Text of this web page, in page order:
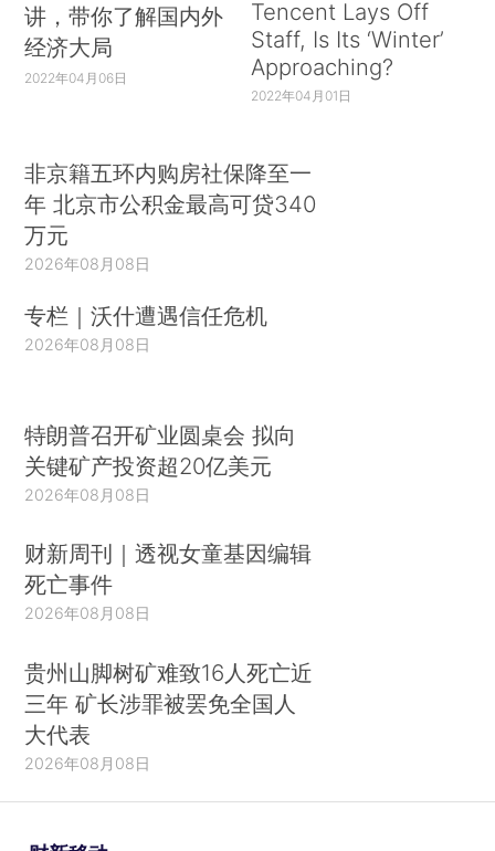
讲，带你了解国内外
经济大局
2022年04月06日
Tencent Lays Off
Staff, Is Its ‘Winter’
Approaching?
2022年04月01日
非京籍五环内购房社保降至一
年 北京市公积金最高可贷340
万元
2026年08月08日
专栏｜沃什遭遇信任危机
2026年08月08日
特朗普召开矿业圆桌会 拟向
关键矿产投资超20亿美元
2026年08月08日
财新周刊｜透视女童基因编辑
死亡事件
2026年08月08日
贵州山脚树矿难致16人死亡近
三年 矿长涉罪被罢免全国人
大代表
2026年08月08日